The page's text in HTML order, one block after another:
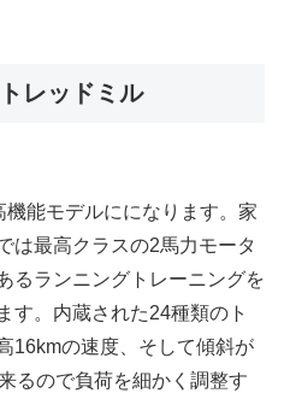
レッドミル
能モデルにになります。家
は最高クラスの2馬力モータ
るランニングトレーニングを
す。内蔵された24種類のト
16kmの速度、そして傾斜が
るので負荷を細かく調整す